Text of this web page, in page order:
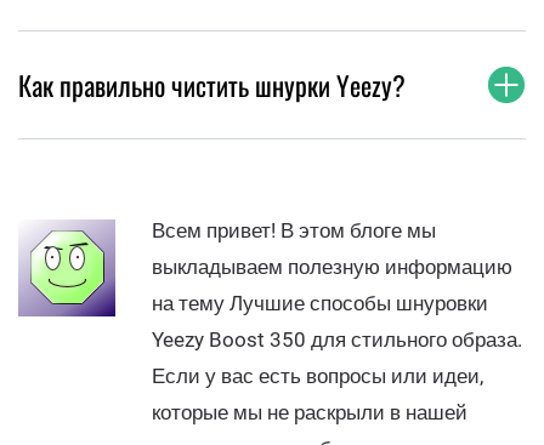
Как правильно чистить шнурки Yeezy?
Всем привет! В этом блоге мы
выкладываем полезную информацию
на тему Лучшие способы шнуровки
Yeezy Boost 350 для стильного образа.
Если у вас есть вопросы или идеи,
которые мы не раскрыли в нашей